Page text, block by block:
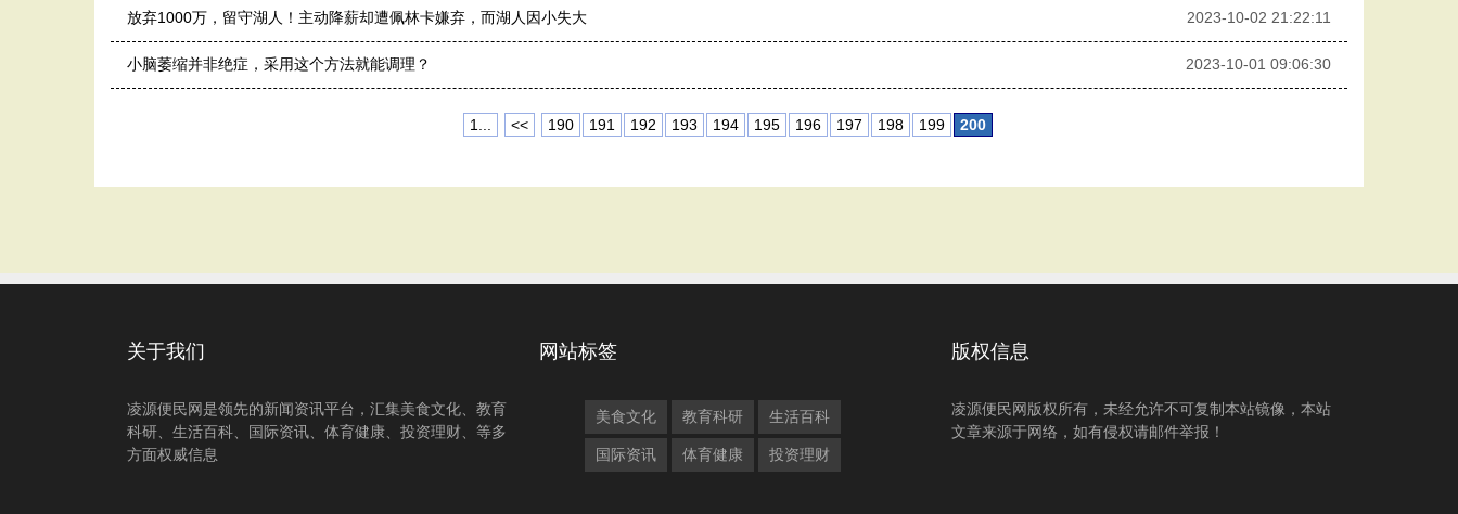
放弃1000万，留守湖人！主动降薪却遭佩林卡嫌弃，而湖人因小失大 2023-10-02 21:22:11
小脑萎缩并非绝症，采用这个方法就能调理？ 2023-10-01 09:06:30
1... << 190 191 192 193 194 195 196 197 198 199 200
关于我们
凌源便民网是领先的新闻资讯平台，汇集美食文化、教育
科研、生活百科、国际资讯、体育健康、投资理财、等多
方面权威信息
网站标签
美食文化 教育科研 生活百科
国际资讯 体育健康 投资理财
版权信息
凌源便民网版权所有，未经允许不可复制本站镜像，本站
文章来源于网络，如有侵权请邮件举报！